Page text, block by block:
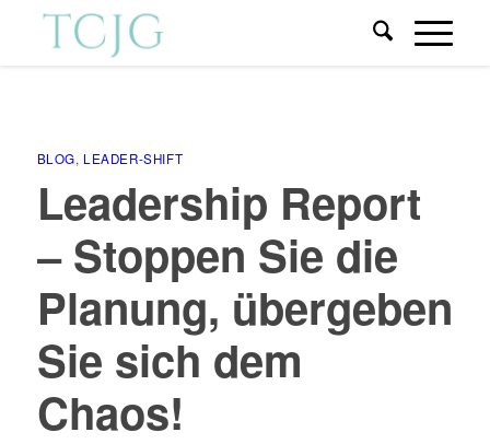
BLOG, LEADER-SHIFT
Leadership Report
– Stoppen Sie die
Planung, übergeben
Sie sich dem
Chaos!